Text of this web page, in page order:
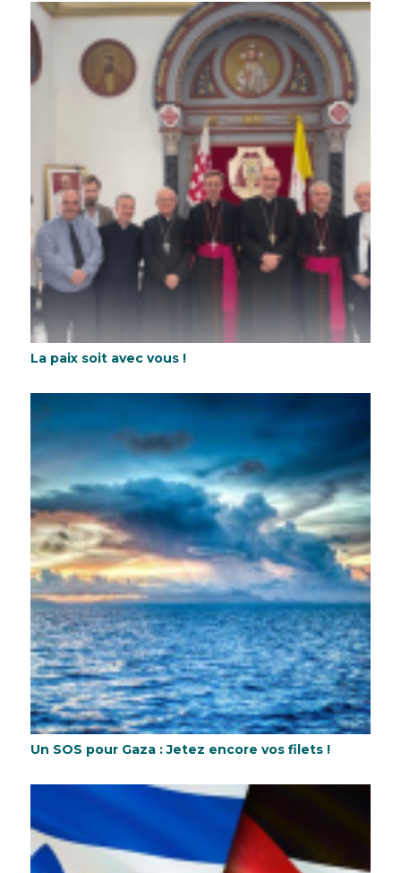
La paix soit avec vous !
Un SOS pour Gaza : Jetez encore vos filets !